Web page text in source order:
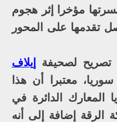
مؤخرا إثر هجوم
تقدمها على المحور
تصريح لصحيفة
إيلاف
معتبرا أن هذا
الدائرة في
إضافة إلى أنه